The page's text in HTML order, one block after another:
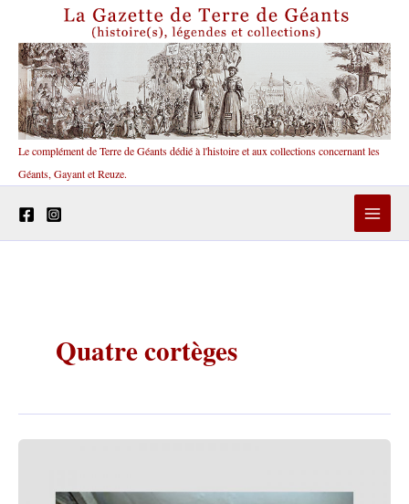
contenu
Le complément de Terre de Géants dédié à l'histoire et aux collections concernant les
Géants, Gayant et Reuze.
Quatre cortèges